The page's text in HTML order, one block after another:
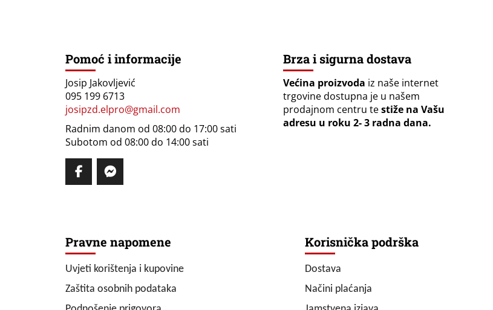
Pomoć i informacije
Josip Jakovljević
095 199 6713
josipzd.elpro@gmail.com
Radnim danom od 08:00 do 17:00 sati
Subotom od 08:00 do 14:00 sati
Brza i sigurna dostava
Većina proizvoda iz naše internet
trgovine dostupna je u našem
prodajnom centru testiže na Vašu
adresu u roku 2- 3 radna dana.
Pravne napomene
Uvjeti korištenja i kupovine
Zaštita osobnih podataka
Korisnička podrška
Dostava
Načini plaćanja